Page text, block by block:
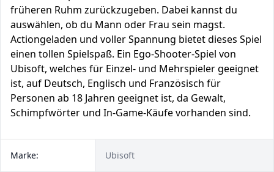
früheren Ruhm zurückzugeben. Dabei kannst du
auswählen, ob du Mann oder Frau sein magst.
Actiongeladen und voller Spannung bietet dieses Spiel
einen tollen Spielspaß. Ein Ego-Shooter-Spiel von
Ubisoft, welches für Einzel- und Mehrspieler geeignet
ist, auf Deutsch, Englisch und Französisch für
Personen ab 18 Jahren geeignet ist, da Gewalt,
Schimpfwörter und In-Game-Käufe vorhanden sind.
Marke: Ubisoft